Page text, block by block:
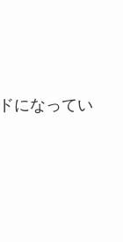
になってい